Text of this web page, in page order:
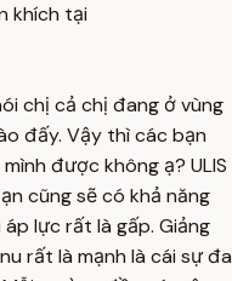
khích tại
chị cả chị đang ở vùng
đấy. Vậy thì các bạn
được không ạ? ULIS
cũng sẽ có khả năng
lực rất là gấp. Giảng
rất là mạnh là cái sự đa